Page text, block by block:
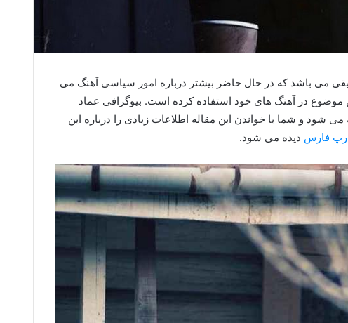
می باشد که در حال حاضر بیشتر درباره امور سیاسی آهنگ می
در آهنگ های خود استفاده کرده است. بیوگرافی عماد
شود و شما با خواندن این مقاله اطلاعات زیادی را درباره این
رپ فارس دیده می شود.